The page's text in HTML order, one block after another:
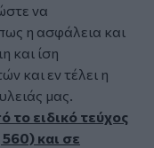
να
η ασφάλεια και
και ίση
και εν τέλει η
μας.
ειδικό τεύχος
και σε